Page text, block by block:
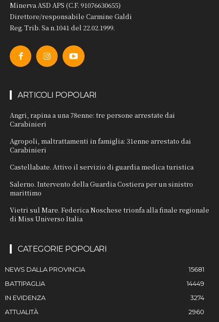
Minerva ASD APS (C.F. 91076630655)
Direttore/responsabile Carmine Galdi
Reg. Trib. Sa n.1041 del 22.02.1999.
ARTICOLI POPOLARI
Angri, rapina a una 78enne: tre persone arrestate dai
Carabinieri
Agropoli, maltrattamenti in famiglia: 31enne arrestato dai
Carabinieri
Castellabate. Attivo il servizio di guardia medica turistica
Salerno. Intervento della Guardia Costiera per un sinistro
marittimo
Vietri sul Mare. Federica Noschese trionfa alla finale regionale
di Miss Universo Italia
CATEGORIE POPOLARI
NEWS DALLA PROVINCIA
15681
BATTIPAGLIA
14449
IN EVIDENZA
3274
ATTUALITÀ
2960